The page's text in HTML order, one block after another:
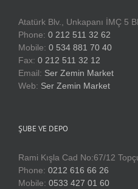
Atatürk Blv., Unkapanı İMÇ 5
Phone: 0 212 511 32 62
Mobile: 0 534 881 70 40
Fax: 0 212 511 32 12
Email: Ser Zemin Market
Web: Ser Zemin Market
ŞUBE VE DEPO
Rami Kışla Cad No:67/12
Phone: 0212 616 66 26
Mobile: 0533 427 01 60